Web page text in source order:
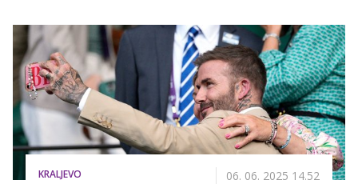
nadaljevanju.
KRALJEVO 06. 06. 2025 14.52